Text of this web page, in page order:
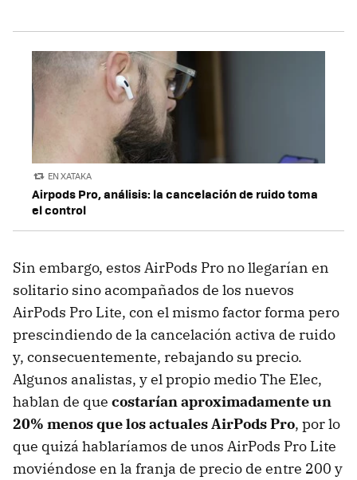
EN XATAKA
Airpods Pro, análisis: la cancelación de ruido toma
el control
Sin embargo, estos AirPods Pro no llegarían en
solitario sino acompañados de los nuevos
AirPods Pro Lite, con el mismo factor forma pero
prescindiendo de la cancelación activa de ruido
y, consecuentemente, rebajando su precio.
Algunos analistas, y el propio medio The Elec,
hablan de que costarían aproximadamente un
20% menos que los actuales AirPods Pro, por lo
que quizá hablaríamos de unos AirPods Pro Lite
moviéndose en la franja de precio de entre 200 y